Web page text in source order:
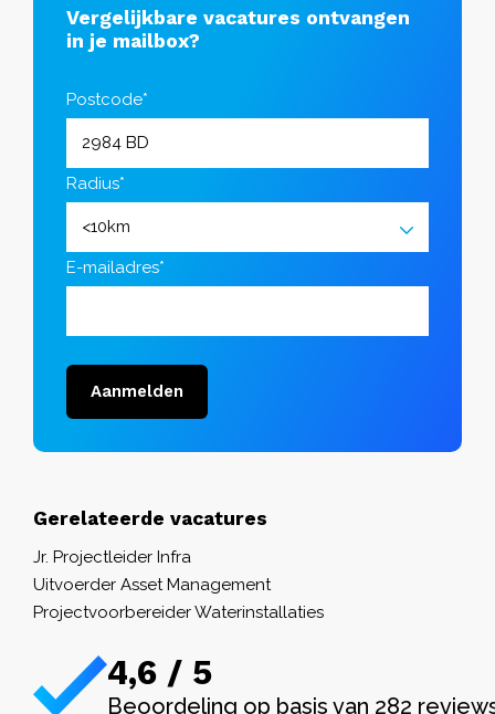
Vergelijkbare vacatures ontvangen
in je mailbox?
Postcode*
Radius*
E-mailadres*
Aanmelden
Gerelateerde vacatures
Jr. Projectleider Infra
Uitvoerder Asset Management
Projectvoorbereider Waterinstallaties
4,6 / 5
Beoordeling op basis van 282